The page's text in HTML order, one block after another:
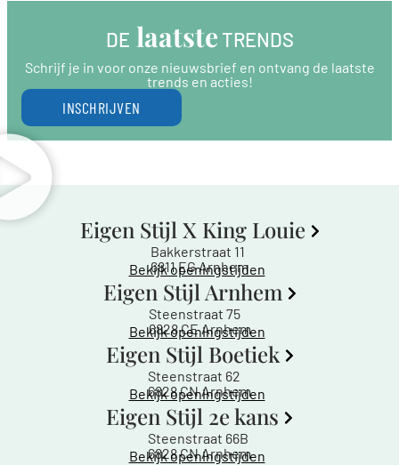
DE laatste TRENDS
Schrijf je in voor onze nieuwsbrief en ontvang de laatste
trends en acties!
INSCHRIJVEN
Eigen Stijl X King Louie
Bakkerstraat 11
6811 EG Arnhem
Bekijk openingstijden
Eigen Stijl Arnhem
Steenstraat 75
6828 CE Arnhem
Bekijk openingstijden
Eigen Stijl Boetiek
Steenstraat 62
6828 CN Arnhem
Bekijk openingstijden
Eigen Stijl 2e kans
Steenstraat 66B
6828 CN Arnhem
Bekijk openingstijden